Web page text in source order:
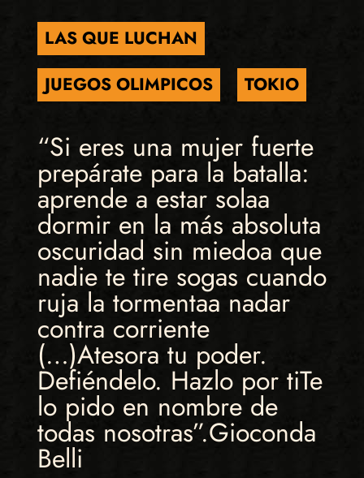
LAS QUE LUCHAN
JUEGOS OLIMPICOS
TOKIO
“Si eres una mujer fuerte
prepárate para la batalla:
aprende a estar solaa
dormir en la más absoluta
oscuridad sin miedoa que
nadie te tire sogas cuando
ruja la tormentaa nadar
contra corriente
(…)Atesora tu poder.
Defiéndelo. Hazlo por tiTe
lo pido en nombre de
todas nosotras”.Gioconda
Belli